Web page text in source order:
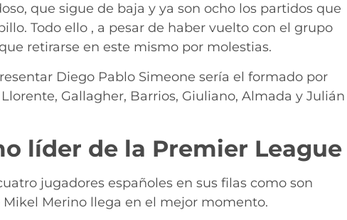
que sigue de baja y ya son ocho los partidos que
Todo ello , a pesar de haber vuelto con el grupo
retirarse en este mismo por molestias.
Diego Pablo Simeone sería el formado por
Gallagher, Barrios, Giuliano, Almada y Julián
líder de la Premier League
jugadores españoles en sus filas como son
Merino llega en el mejor momento.